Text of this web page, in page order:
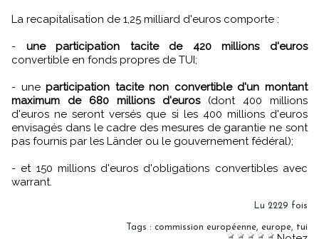
La recapitalisation de 1,25 milliard d'euros comporte :
- une participation tacite de 420 millions d'euros
convertible en fonds propres de TUI;
- uneparticipation tacite non convertible d'un montant
maximum de 680 millions d'euros(dont 400 millions
d'euros ne seront versés que si les 400 millions d'euros
envisagés dans le cadre des mesures de garantie ne sont
pas fournis par les Länder ou le gouvernement fédéral);
- et 150 millions d'euros d'obligations convertibles avec
warrant.
Lu 2229 fois
Tags : commission européenne, europe, tui